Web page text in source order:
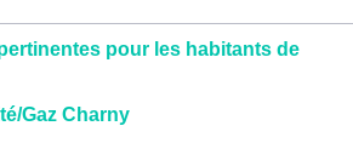
pour les habitants de
Gaz Charny